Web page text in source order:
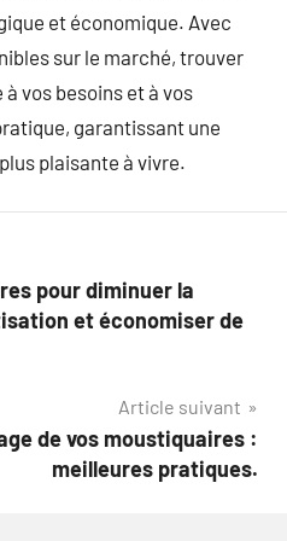
et économique. Avec
sur le marché, trouver
vos besoins et à vos
garantissant une
plaisante à vivre.
pour diminuer la
et économiser de
Article suivant
de vos moustiquaires :
meilleures pratiques.